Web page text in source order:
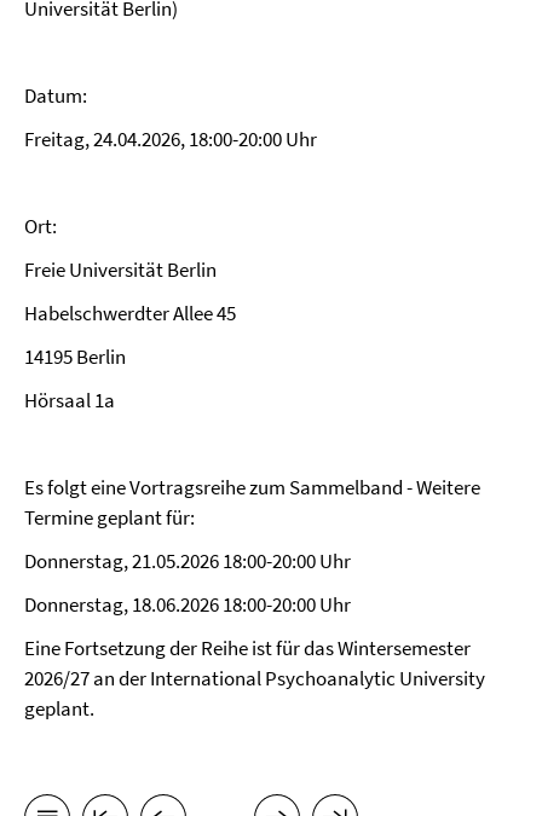
Universität Berlin)
Datum:
Freitag, 24.04.2026, 18:00-20:00 Uhr
Ort:
Freie Universität Berlin
Habelschwerdter Allee 45
14195 Berlin
Hörsaal 1a
Es folgt eine Vortragsreihe zum Sammelband - Weitere
Termine geplant für:
Donnerstag, 21.05.2026 18:00-20:00 Uhr
Donnerstag, 18.06.2026 18:00-20:00 Uhr
Eine Fortsetzung der Reihe ist für das Wintersemester
2026/27 an der International Psychoanalytic University
geplant.